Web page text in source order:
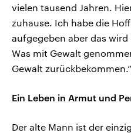
vielen tausend Jahren.
zuhause. Ich habe die
aufgegeben aber das
Was mit Gewalt
Gewalt zurückbekommen.“
Ein Leben in Armut und
Der alte Mann ist der